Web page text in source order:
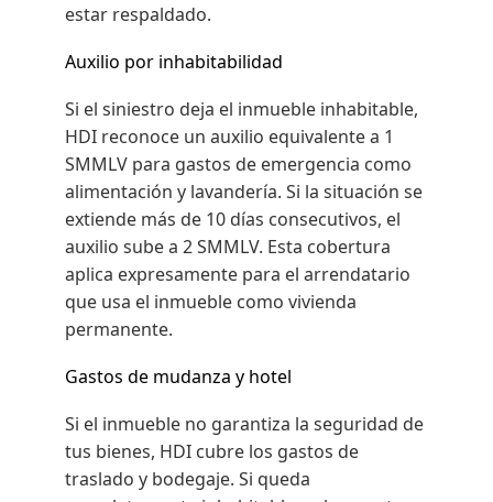
estar respaldado.
Auxilio por inhabitabilidad
Si el siniestro deja el inmueble inhabitable,
HDI reconoce un auxilio equivalente a 1
SMMLV para gastos de emergencia como
alimentación y lavandería. Si la situación se
extiende más de 10 días consecutivos, el
auxilio sube a 2 SMMLV. Esta cobertura
aplica expresamente para el arrendatario
que usa el inmueble como vivienda
permanente.
Gastos de mudanza y hotel
Si el inmueble no garantiza la seguridad de
tus bienes, HDI cubre los gastos de
traslado y bodegaje. Si queda